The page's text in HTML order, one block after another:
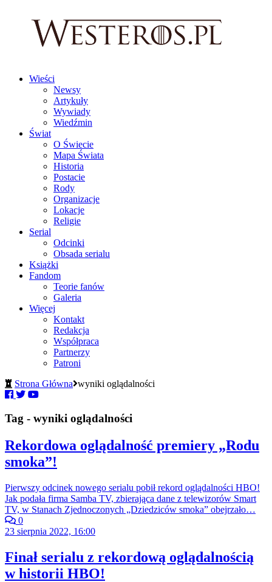
Wieści
Newsy
Artykuły
Wywiady
Wiedźmin
Świat
O Świecie
Mapa Świata
Historia
Postacie
Rody
Organizacje
Lokacje
Religie
Serial
Odcinki
Obsada serialu
Książki
Fandom
Teorie fanów
Galeria
Więcej
Kontakt
Redakcja
Współpraca
Partnerzy
Patroni
Strona Główna wyniki oglądalności
Tag - wyniki oglądalności
Rekordowa oglądalność premiery „Rodu
smoka”!
Pierwszy odcinek nowego serialu pobił rekord oglądalności HBO!
Jak podała firma Samba TV, zbierająca dane z telewizorów Smart
TV, w Stanach Zjednoczonych „Dziedziców smoka” obejrzało…
0
23 sierpnia 2022, 16:00
Finał serialu z rekordową oglądalnością
w historii HBO!